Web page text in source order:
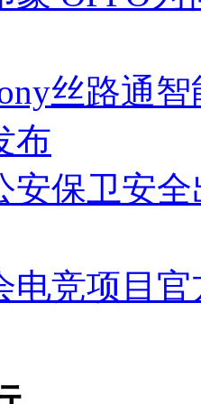
丝路通
布
安保卫安
电竞项目